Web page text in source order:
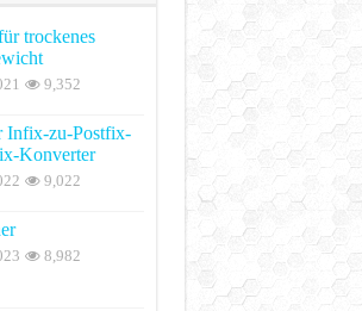
trockenes
9,352
Infix-zu-Postfix-
Konverter
9,022
8,982